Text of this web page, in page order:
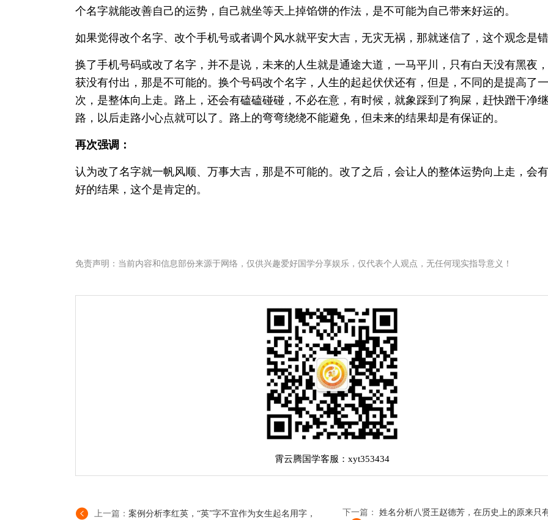
个名字就能改善自己的运势，自己就坐等天上掉馅饼的作法，是不可能为自己带来好运的。
如果觉得改个名字、改个手机号或者调个风水就平安大吉，无灾无祸，那就迷信了，这个观念是
换了手机号码或改了名字，并不是说，未来的人生就是通途大道，一马平川，只有白天没有黑夜
获没有付出，那是不可能的。换个号码改个名字，人生的起起伏伏还有，但是，不同的是提高了
次，是整体向上走。路上，还会有磕磕碰碰，不必在意，有时候，就象踩到了狗屎，赶快蹭干净
路，以后走路小心点就可以了。路上的弯弯绕绕不能避免，但未来的结果却是有保证的。
再次强调：
认为改了名字就一帆风顺、万事大吉，那是不可能的。改了之后，会让人的整体运势向上走，会
好的结果，这个是肯定的。
免责声明：当前内容和信息部份来源于网络，仅供兴趣爱好国学分享娱乐，仅代表个人观点，无任何现实指导意义！
霄云腾国学客服：xyt353434
上一篇： 案例分析李红英，“英”字不宜作为女生起名用字， 下一篇： 姓名分析八贤王赵德芳，在历史上的原来只